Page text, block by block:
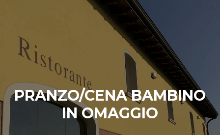
PRANZO/CENA BAMBINO
IN OMAGGIO